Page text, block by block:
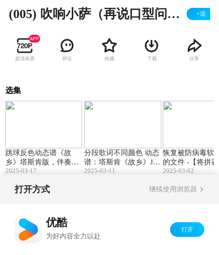
(005) 吹响小萨（再说口型问题）- 小萨简易型萨克斯教程 +追
超清画质 评论 收藏 下载 分享
选集
跳球反色动态谱《故
乡》塔斯肯版，伴奏A
调) [ JumpingBar 【将
2025-03-17
分段歌词不同颜色 动态
谱：塔斯肯《故乡》Ju
mpingBar 【将拼霸】动
2025-03-11
恢复被防病毒软
的文件 -【将拼
态谱制作软件教
2025-03-02
打开方式 继续使用浏览器
优酷
为好内容全力以赴
打开